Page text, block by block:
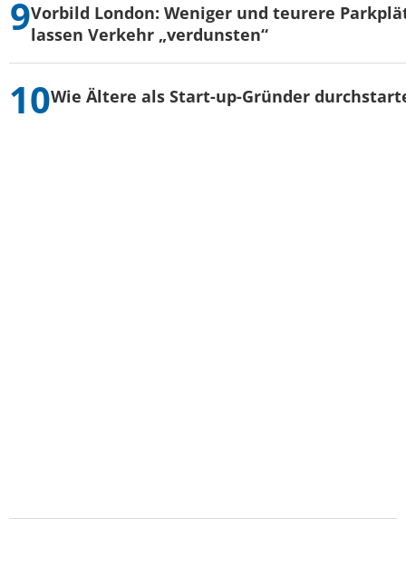
Vorbild London: Weniger und teurere
lassen Verkehr „verdunsten“
Wie Ältere als Start-up-Gründer